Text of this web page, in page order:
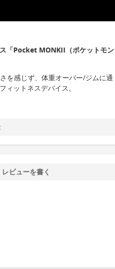
「Pocket MONKII（ポケットモン
を感じず、体重オーバー/ジムに通
ィットネスデバイス。
レビューを書く